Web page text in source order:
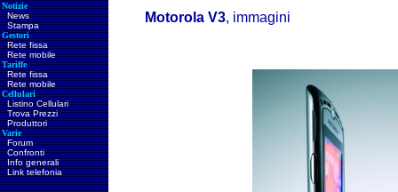
Notizie
News
Stampa
Gestori
Rete fissa
Rete mobile
Tariffe
Rete fissa
Rete mobile
Cellulari
Listino Cellulari
Trova Prezzi
Produttori
Varie
Forum
Confronti
Info generali
Link telefonia
Motorola V3, immagini